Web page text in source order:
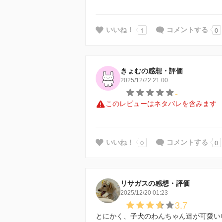
いいね！ 1 コメントする 0
きょむの感想・評価
2025/12/22 21:00
-
このレビューはネタバレを含みます
いいね！ 0 コメントする 0
リサガスの感想・評価
2025/12/20 01:23
3.7
とにかく、子犬のわんちゃん達が可愛